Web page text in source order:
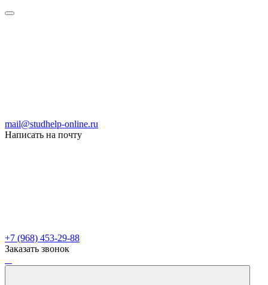
mail@studhelp-online.ru
Написать на почту
+7 (968) 453-29-88
Заказать звонок